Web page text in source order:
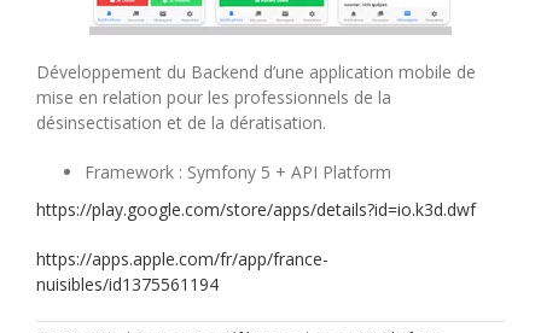
Développement du Backend d’une application mobile de
mise en relation pour les professionnels de la
désinsectisation et de la dératisation.
Framework : Symfony 5 + API Platform
https://play.google.com/store/apps/details?id=io.k3d.dwf
https://apps.apple.com/fr/app/france-
nuisibles/id1375561194